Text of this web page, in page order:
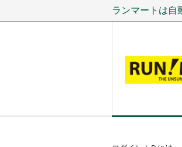
ランマートは自